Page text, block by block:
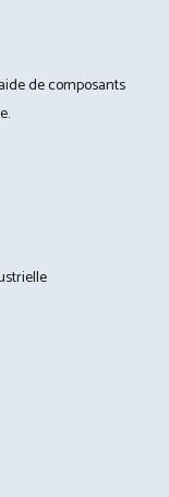
Una vez
ambiental de
vender ¿Qué es
de composants